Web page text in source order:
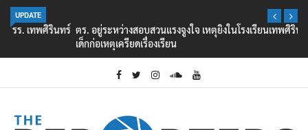
UPDATE
ตร. อยู่ระหว่างสอบสวนแรงจูงใจ เหตุยิงในโรงเรียนเทพศิรินทร์ นนทบุรี พบ
เด็กก่อเหตุเครียดเรื่องเรียน